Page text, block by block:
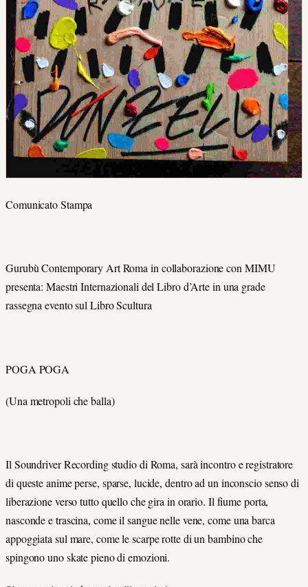
Comunicato Stampa
Gurubù Contemporary Art Roma in collaborazione con MIMU
presenta: Maestri Internazionali del Libro d’Arte in una grade
rassegna evento sul Libro Scultura
POGA POGA
(Una metropoli che balla)
Il Soundriver Recording studio di Roma, sarà incontro e registratore
di queste anime perse, sparse, lucide, dentro ad un inconscio senso di
liberazione verso tutto quello che gira in orario. Il fiume porta,
nasconde e trascina, come il sangue nelle vene, come una barca
appoggiata sul mare, come le scarpe rotte di un bambino che
spingono uno skate pieno di emozioni.